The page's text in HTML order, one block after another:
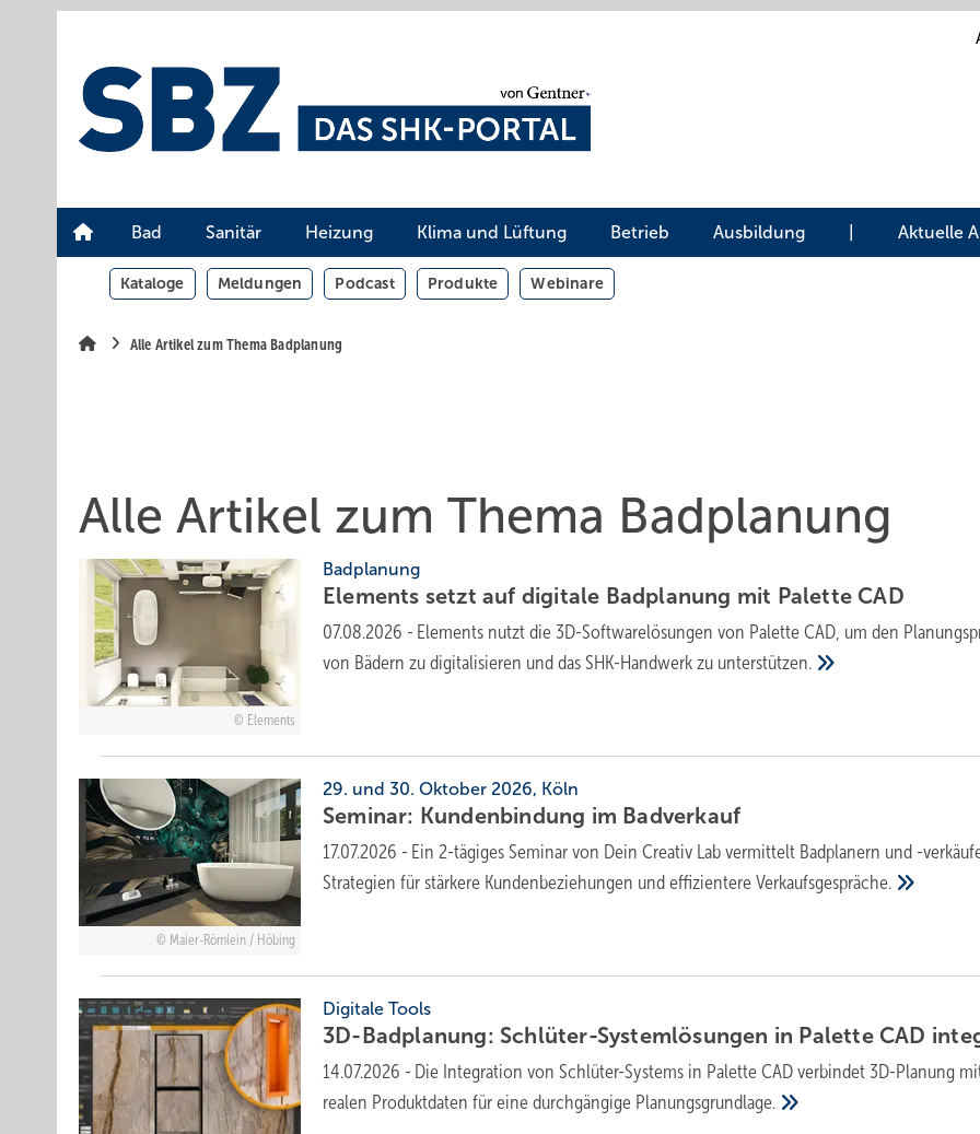
Bad Sanitär Heizung Klima und Lüftung Betrieb Ausbildung Aktuelle
Kataloge Meldungen Podcast Produkte Webinare
Alle Artikel zum Thema Badplanung
Alle Artikel zum Thema Badplanung
Elements
Badplanung
Elements setzt auf di­gi­ta­le Bad­pla­nung mit PaletteCAD
07.08.2026 - Elements nutzt die 3D-Softwarelösungen von Palette CAD, um den
von Bädern zu digitalisieren und das SHK-Handwerk zu unterstützen.
Maier-Römlein / Höbing
29. und 30. Oktober 2026, Köln
Seminar: Kun­den­bin­dung im Bad­ver­kauf
17.07.2026 - Ein 2-tägiges Seminar von Dein Creativ Lab vermittelt Badplanern und -
Strategien für stärkere Kundenbeziehungen und effizientereVerkaufsgespräche.
Digitale Tools
3D-Badplanung: Schlüter-Sys­tem­lö­sun­gen in Palette CAD
14.07.2026 - Die Integration von Schlüter-Sys­tems in Palette CAD ver­bin­det 3D-Pla­nung
realen Pro­dukt­da­ten für eine durch­gängige Pla­nungs­grund­lage.